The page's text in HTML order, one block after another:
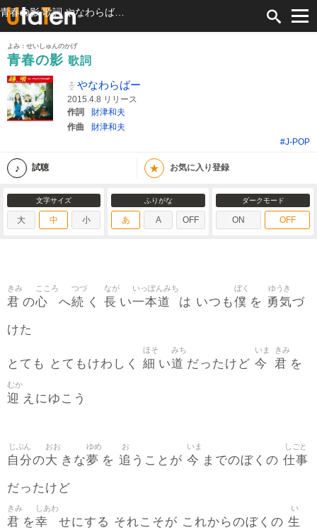
よみ：せいしゅんのかげ
青春の影 歌詞
やなわらばー
2015.4.8 リリース
作詞
財津和夫
作曲
財津和夫
#J-POP
試聴 ★ お気に入り登録
文字サイズ
大 中 小
ふりがな
あ A OFF
ダークモード
ON OFF
君
きみ
の心
こころ
へ続
つづ
く 長
なが
い一本道
いっぽんみち
は いつも僕
ぼく
を 勇気
ゆうき
づ
けた
とても とてもけわしく 細
ほそ
い道
みち
だったけど 今
いま
君
きみ
を
迎
むか
えにゆこう
自分
じぶん
の大
おお
きな夢
ゆめ
を 追
お
うことが 今
いま
までのぼくの 仕事
しごと
だったけど
君
きみ
を幸
しあわ
せにする それこそが これからのぼくの 生
い